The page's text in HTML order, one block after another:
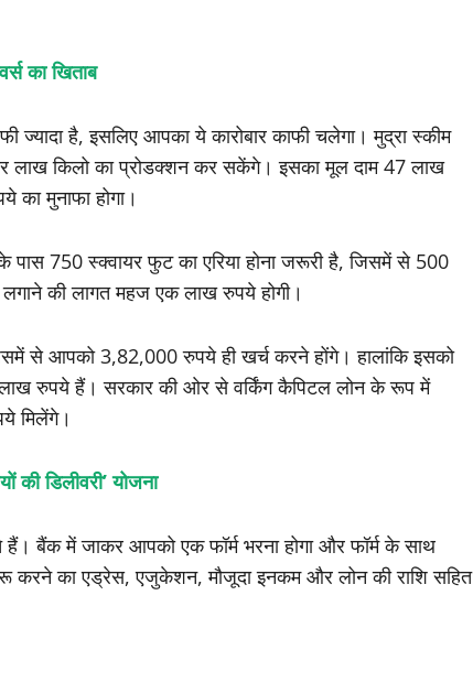
का खिताब
है, इसलिए आपका ये कारोबार काफी चलेगा। मुद्रा स्कीम
लाख किलो का प्रोडक्शन कर सकेंगे। इसका मूल दाम 47 लाख
मुनाफा होगा।
750 स्क्वायर फुट का एरिया होना जरूरी है, जिसमें से 500
लगाने की लागत महज एक लाख रुपये होगी।
से आपको 3,82,000 रुपये ही खर्च करने होंगे। हालांकि इसको
रुपये हैं। सरकार की ओर से वर्किंग कैपिटल लोन के रूप में
मिलेंगे।
डिलीवरी’ योजना
बैंक में जाकर आपको एक फॉर्म भरना होगा और फॉर्म के साथ
करने का एड्रेस, एजुकेशन, मौजूदा इनकम और लोन की राशि सहित